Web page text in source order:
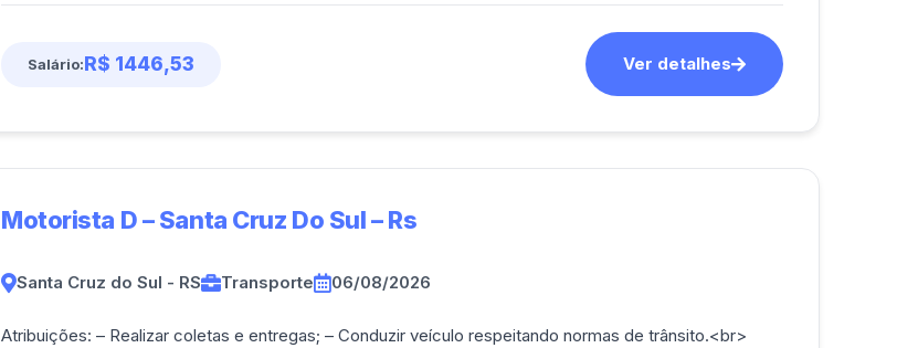
Salário:R$ 1446,53 Ver detalhes
Motorista D – Santa Cruz Do Sul – Rs
Santa Cruz do Sul - RS Transporte 06/08/2026
Atribuições: – Realizar coletas e entregas; – Conduzir veículo respeitando normas de trânsito.<br>